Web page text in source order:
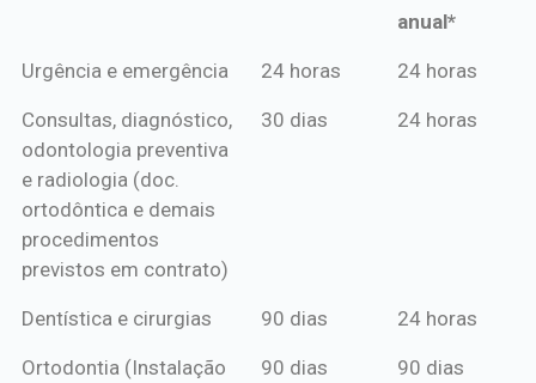
anual*
*Procedimentos Amil
*Pagamento
mensal*
*Pagamento
de crédito
Urgência e emergência 24 horas 24 horas
Consultas, diagnóstico,
odontologia preventiva
e radiologia (doc.
ortodôntica e demais
procedimentos
previstos em contrato)
30 dias 24 horas
Dentística e cirurgias 90 dias 24 horas
Ortodontia (Instalação
90 dias 90 dias